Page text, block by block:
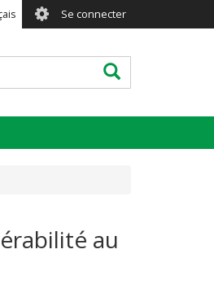
User
account
menu
Se connecter
Rechercher
au